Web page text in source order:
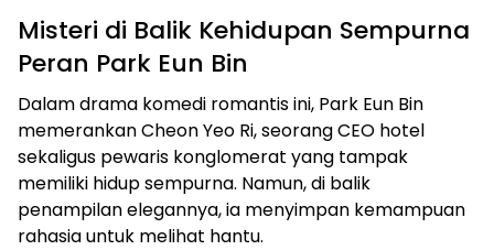
Misteri di Balik Kehidupan Sempurna
Peran Park Eun Bin
Dalam drama komedi romantis ini, Park Eun Bin
memerankan Cheon Yeo Ri, seorang CEO hotel
sekaligus pewaris konglomerat yang tampak
memiliki hidup sempurna. Namun, di balik
penampilan elegannya, ia menyimpan kemampuan
rahasia untuk melihat hantu.